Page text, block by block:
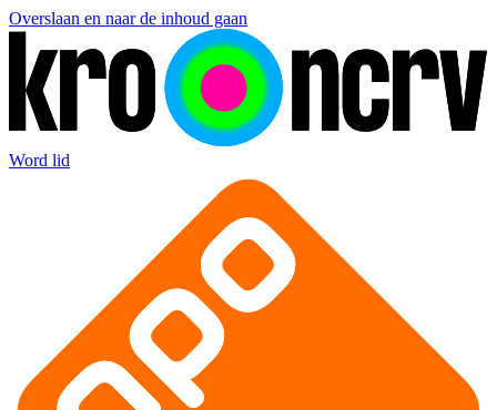
Overslaan en naar de inhoud gaan
Word lid